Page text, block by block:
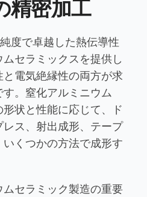
精密加工
度で卓越した熱伝導性
セラミックスを提供し
電気絶縁性の両方が求
。窒化アルミニウム
状と性能に応じて、ド
ス、射出成形、テープ
くつかの方法で成形す
セラミック製造の重要